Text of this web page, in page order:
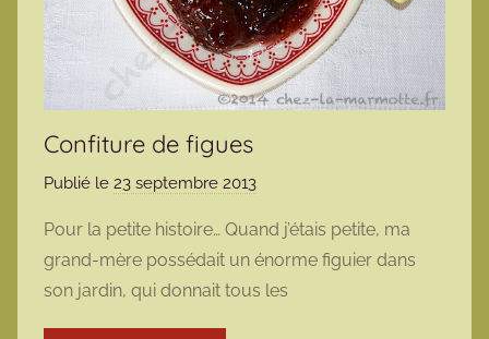
Confiture de figues
Publié le 23 septembre 2013
r
m
a
Pour la petite histoire… Quand j’étais petite, ma
grand-mère possédait un énorme figuier dans
son jardin, qui donnait tous les